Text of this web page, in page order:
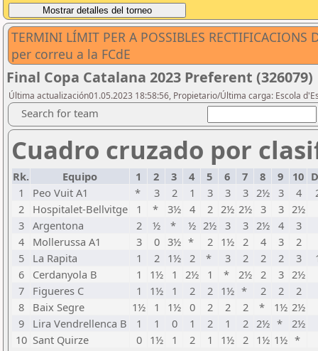
TERMINI LÍMIT PER A POSSIBLES
per correu a la FCdE
Final Copa Catalana 2023 Preferent (326079)
Última actualización01.05.2023 18:58:56, Propietario/Última carga: Escola
Search for team
Cuadro cruzado por
Rk. Equipo 1 2 3 4 5 6 7 8 9 10
1
Peo Vuit A1 * 3 2 1 3 3 3 2½ 3 4
2
Hospitalet-Bellvitge 1 * 3½ 4 2 2½ 2½ 3 3 2½
3 Argentona 2 ½ * ½ 2½ 3 3 2½ 4
3
4
Mollerussa A1 3 0 3½ * 2 1½ 2 4 3
2
5
La Rapita 1 2 1½ 2 * 3 2 2 2 3
6
Cerdanyola B 1 1½ 1 2½ 1 * 2½ 2 3 2½
7
Figueres C 1 1½ 1 2 2 1½ * 2 2
2
8
Baix Segre 1½ 1 1½ 0 2 2 2 * 1½ 2½
9
Lira Vendrellenca B 1 1 0 1 2 1 2 2½ *
2½
10 Sant Quirze 0 1½ 1 2 1 1½ 2 1½ 1½ *